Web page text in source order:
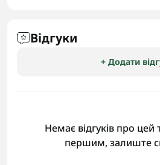
Відгуки
+ Додати
Немає відгуків про цей
першим, залиште